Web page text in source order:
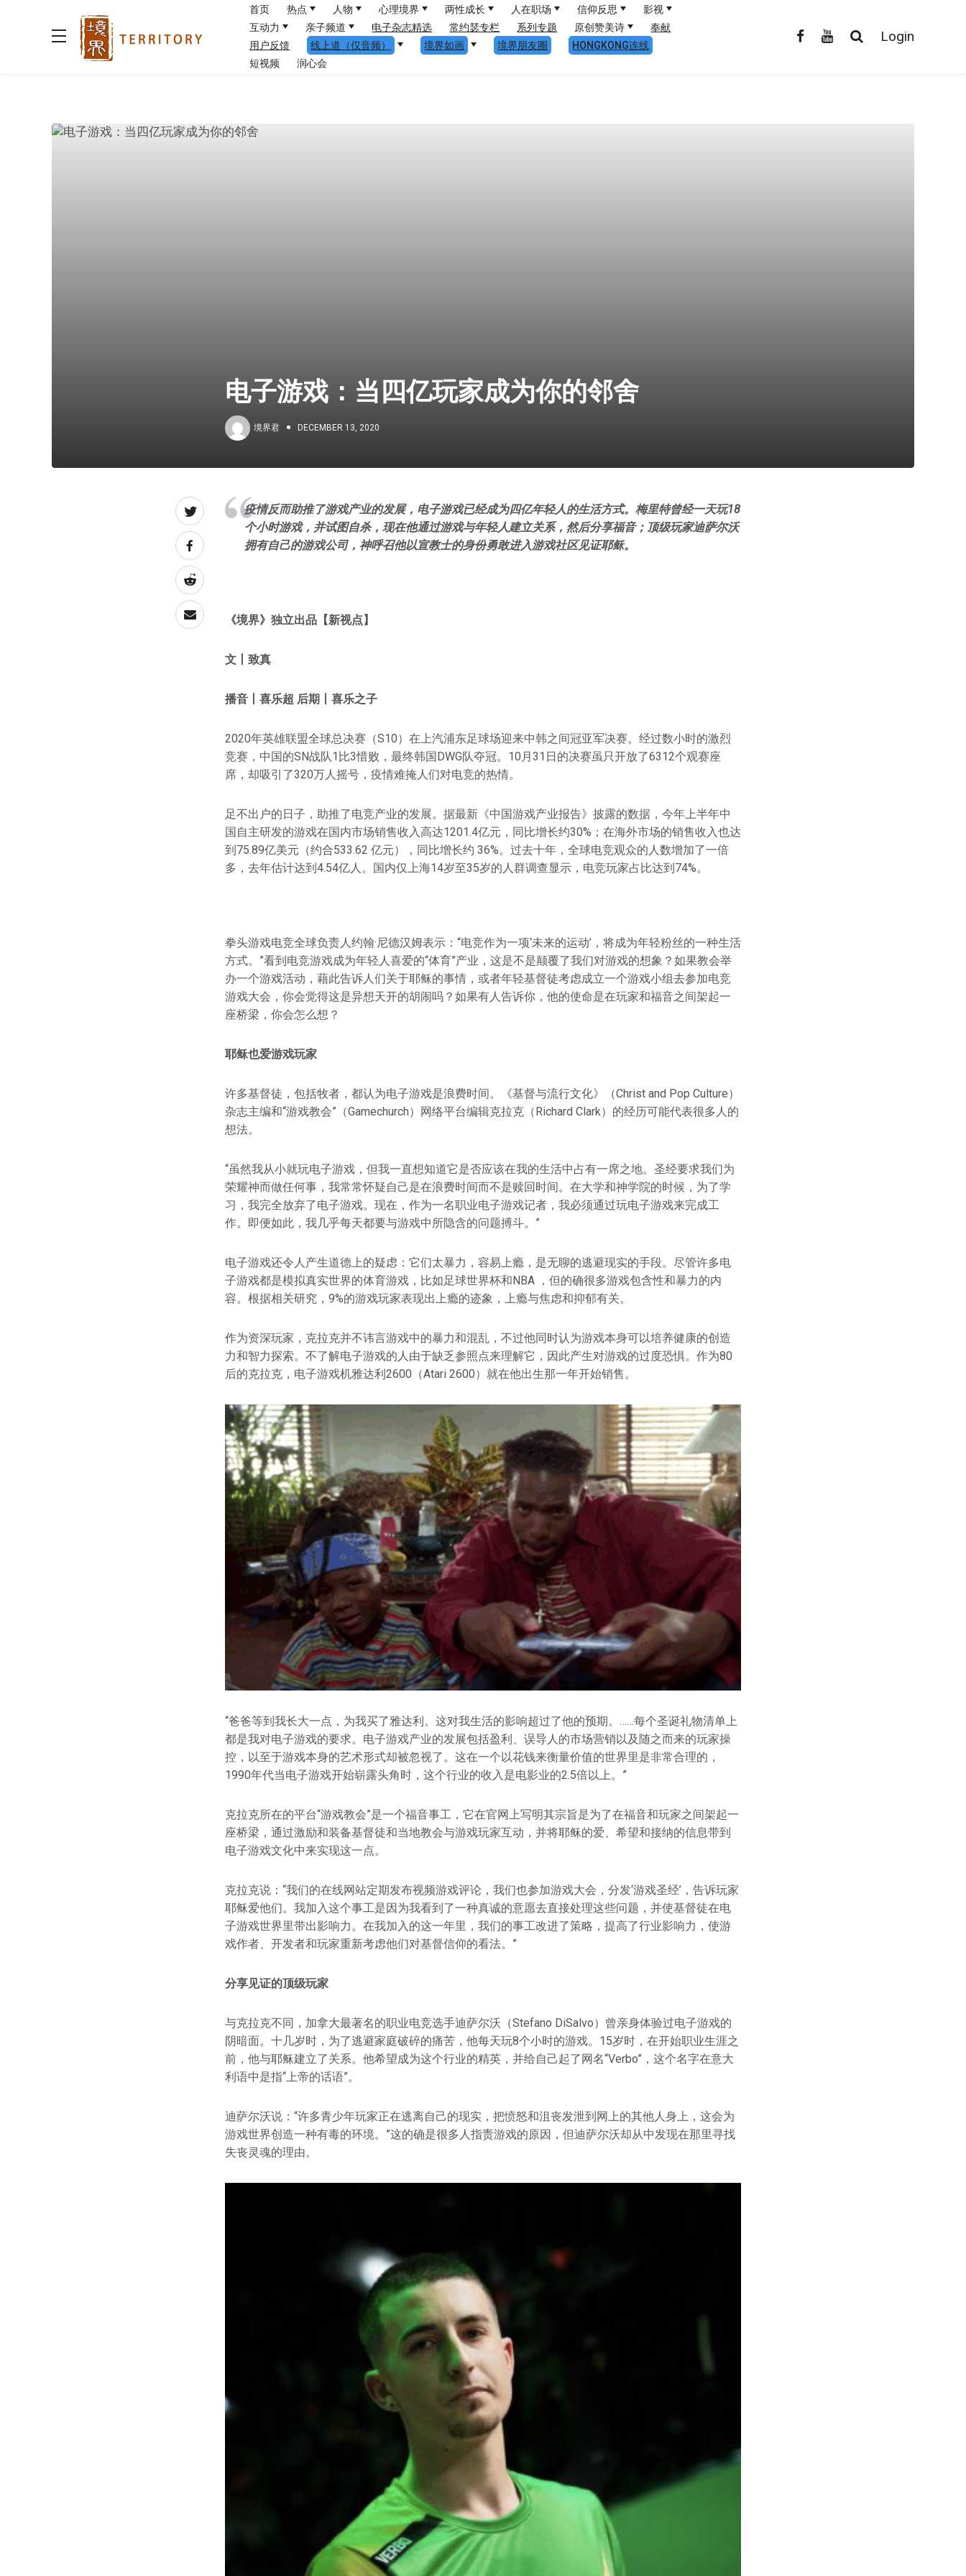
首页 热点 人物 心理境界 两性成长 人在职场 信仰反思
影视
互动力
亲子频道 电子杂志精选 常约瑟专栏 系列专题 原创赞美诗
奉献
用户反馈
线上道（仅音频） 境界如画 境界朋友圈
HONGKONG连线
短视频
润心会
Login
电子游戏：当四亿玩家成为你的邻舍
境界君 DECEMBER 13, 2020
疫情反而助推了游戏产业的发展，电子游戏已经成为四亿年轻人的生活方式。梅里特曾经一天玩18
个小时游戏，并试图自杀，现在他通过游戏与年轻人建立关系，然后分享福音；顶级玩家迪萨尔沃
拥有自己的游戏公司，神呼召他以宣教士的身份勇敢进入游戏社区见证耶稣。
《境界》独立出品【新视点】
文 致真
播音丨喜乐超 后期丨喜乐之子
2020年英雄联盟全球总决赛（S10）在上汽浦东足球场迎来中韩之间冠亚军决赛。经过数小时的激烈
竞赛，中国的SN战队1比3惜败，最终韩国DWG队夺冠。10月31日的决赛虽只开放了6312个观赛座
席，却吸引了320万人摇号，疫情难掩人们对电竞的热情。
足不出户的日子，助推了电竞产业的发展。据最新《中国游戏产业报告》披露的数据，今年上半年中
国自主研发的游戏在国内市场销售收入高达1201.4亿元，同比增长约30%；在海外市场的销售收入也达
到75.89亿美元（约合533.62 亿元），同比增长约 36%。过去十年，全球电竞观众的人数增加了一倍
多，去年估计达到4.54亿人。国内仅上海14岁至35岁的人群调查显示，电竞玩家占比达到74%。
拳头游戏电竞全球负责人约翰·尼德汉姆表示：“电竞作为一项‘未来的运动’，将成为年轻粉丝的一种生活
方式。”看到电竞游戏成为年轻人喜爱的“体育”产业，这是不是颠覆了我们对游戏的想象？如果教会举
办一个游戏活动，藉此告诉人们关于耶稣的事情，或者年轻基督徒考虑成立一个游戏小组去参加电竞
游戏大会，你会觉得这是异想天开的胡闹吗？如果有人告诉你，他的使命是在玩家和福音之间架起一
座桥梁，你会怎么想？
耶稣也爱游戏玩家
许多基督徒，包括牧者，都认为电子游戏是浪费时间。《基督与流行文化》（Christ and Pop Culture）
杂志主编和“游戏教会”（Gamechurch）网络平台编辑克拉克（Richard Clark）的经历可能代表很多人的
想法。
“虽然我从小就玩电子游戏，但我一直想知道它是否应该在我的生活中占有一席之地。圣经要求我们为
荣耀神而做任何事，我常常怀疑自己是在浪费时间而不是赎回时间。在大学和神学院的时候，为了学
习，我完全放弃了电子游戏。现在，作为一名职业电子游戏记者，我必须通过玩电子游戏来完成工
作。即便如此，我几乎每天都要与游戏中所隐含的问题搏斗。”
电子游戏还令人产生道德上的疑虑：它们太暴力，容易上瘾，是无聊的逃避现实的手段。尽管许多电
子游戏都是模拟真实世界的体育游戏，比如足球世界杯和NBA ，但的确很多游戏包含性和暴力的内
容。根据相关研究，9%的游戏玩家表现出上瘾的迹象，上瘾与焦虑和抑郁有关。
作为资深玩家，克拉克并不讳言游戏中的暴力和混乱，不过他同时认为游戏本身可以培养健康的创造
力和智力探索。不了解电子游戏的人由于缺乏参照点来理解它，因此产生对游戏的过度恐惧。作为80
后的克拉克，电子游戏机雅达利2600（Atari 2600）就在他出生那一年开始销售。
“爸爸等到我长大一点，为我买了雅达利。这对我生活的影响超过了他的预期。……每个圣诞礼物清单上
都是我对电子游戏的要求。电子游戏产业的发展包括盈利、误导人的市场营销以及随之而来的玩家操
控，以至于游戏本身的艺术形式却被忽视了。这在一个以花钱来衡量价值的世界里是非常合理的，
1990年代当电子游戏开始崭露头角时，这个行业的收入是电影业的2.5倍以上。”
克拉克所在的平台“游戏教会”是一个福音事工，它在官网上写明其宗旨是为了在福音和玩家之间架起一
座桥梁，通过激励和装备基督徒和当地教会与游戏玩家互动，并将耶稣的爱、希望和接纳的信息带到
电子游戏文化中来实现这一点。
克拉克说：“我们的在线网站定期发布视频游戏评论，我们也参加游戏大会，分发‘游戏圣经’，告诉玩家
耶稣爱他们。我加入这个事工是因为我看到了一种真诚的意愿去直接处理这些问题，并使基督徒在电
子游戏世界里带出影响力。在我加入的这一年里，我们的事工改进了策略，提高了行业影响力，使游
戏作者、开发者和玩家重新考虑他们对基督信仰的看法。”
分享见证的顶级玩家
与克拉克不同，加拿大最著名的职业电竞选手迪萨尔沃（Stefano DiSalvo）曾亲身体验过电子游戏的
阴暗面。十几岁时，为了逃避家庭破碎的痛苦，他每天玩8个小时的游戏。15岁时，在开始职业生涯之
前，他与耶稣建立了关系。他希望成为这个行业的精英，并给自己起了网名“Verbo”，这个名字在意大
利语中是指“上帝的话语”。
迪萨尔沃说：“许多青少年玩家正在逃离自己的现实，把愤怒和沮丧发泄到网上的其他人身上，这会为
游戏世界创造一种有毒的环境。”这的确是很多人指责游戏的原因，但迪萨尔沃却从中发现在那里寻找
失丧灵魂的理由。